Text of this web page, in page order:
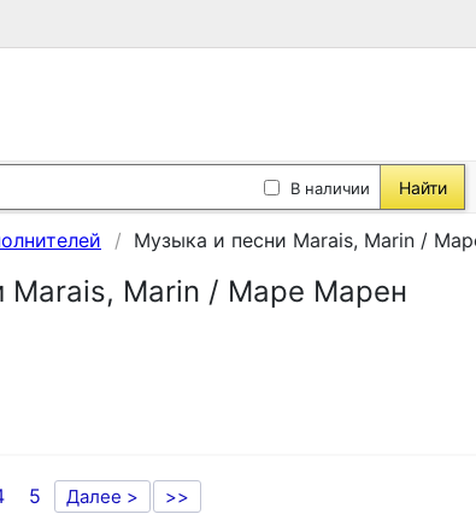
В наличии Найти
Музыка и песни Marais, Marin /
Marais, Marin / Маре Марен
5 Далее > >>